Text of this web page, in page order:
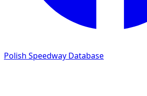
Polish Speedway Database